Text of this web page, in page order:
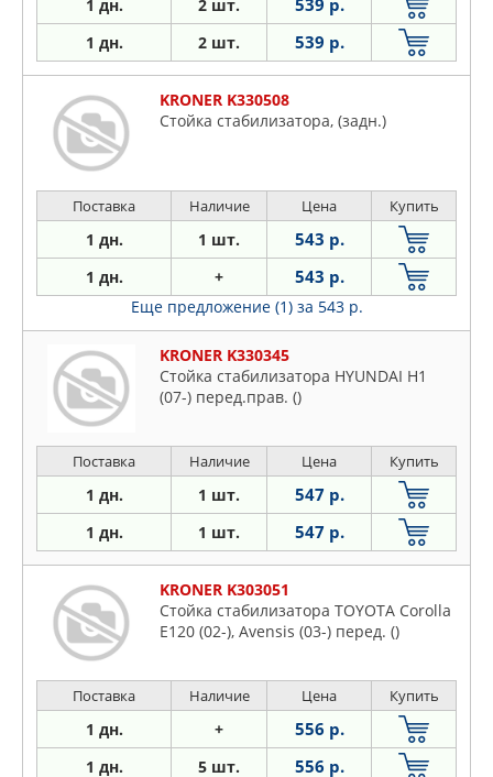
1 дн. 2 шт. 539 р.
1 дн. 2 шт. 539 р.
KRONER K330508
Стойка стабилизатора, (задн.)
Поставка Наличие Цена Купить
1 дн. 1 шт. 543 р.
1 дн. + 543 р.
Еще предложение (1) за 543 р.
KRONER K330345
Стойка стабилизатора HYUNDAI H1
(07-) перед.прав. ()
Поставка Наличие Цена Купить
1 дн. 1 шт. 547 р.
1 дн. 1 шт. 547 р.
KRONER K303051
Стойка стабилизатора TOYOTA Corolla
E120 (02-), Avensis (03-) перед. ()
Поставка Наличие Цена Купить
1 дн. + 556 р.
1 дн. 5 шт. 556 р.